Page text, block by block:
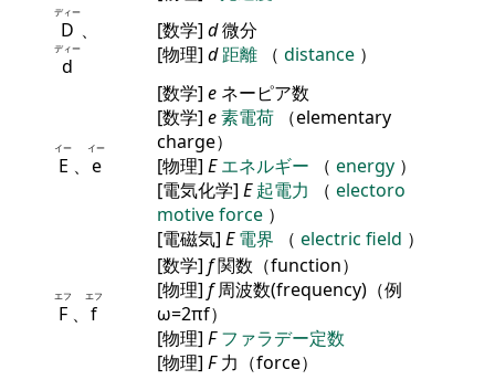
D
ディー
、
d
ディー
[数学] d微分
[物理] d距離 （ distance ）
E
イー
、 e
イー
[数学] e ネーピア数
[数学] e素電荷
（elementary
charge）
[物理] E エネルギー （ energy ）
[電気化学] E 起電力 （ electoro
motive force ）
[電磁気] E 電界 （ electric field ）
F
エフ
、 f
エフ
[数学] f関数（function）
[物理] f周波数(frequency)（例
ω=2πf）
[物理] F ファラデー定数
[物理] F力（force）